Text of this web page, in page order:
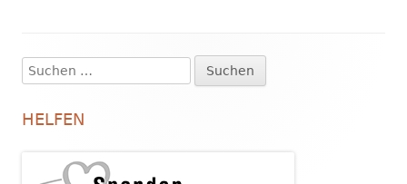
Haupt-
Seitenleiste
Suchen
nach:
HELFEN